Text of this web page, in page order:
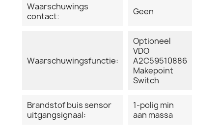
Waarschuwings
contact:
Geen
Waarschuwingsfunctie:
Optioneel
VDO
A2C59510886
Makepoint
Switch
Brandstof buis sensor
uitgangsignaal:
1-polig min
aan massa